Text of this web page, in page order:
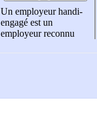
Un employeur handi-
engagé est un
employeur reconnu